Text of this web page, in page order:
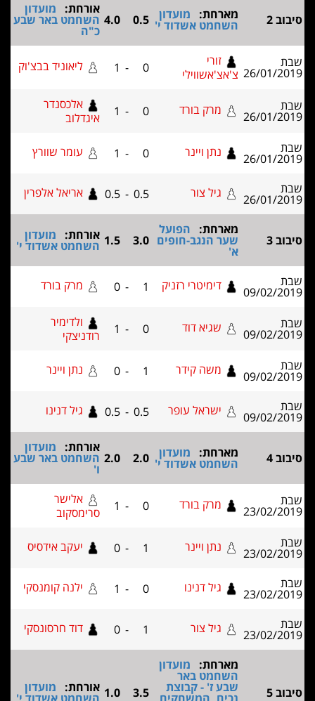
מועדון
אשדוד י' 0.5
4.0
אורחת:
השחמט באר שבע
כ"ה
זורי
0 ליאוניד בבצ'וק
מרק בורד 0
-
1
אלכסנדר
איגדלוב
נתן ויינר 0
-
1 עומר שוורץ
גיל צור 0.5
-
0.5 אריאל אלפרין
הנגב-חופים 3.0
1.5 אורחת:מועדון
השחמט אשדוד י'
דימיטרי רזניק 1
-
0 מרק בורד
שגיא דוד 0
-
1
ולדימיר
רודניצקי
משה קידר 1
-
0 נתן ויינר
ישראל עופר 0.5
-
0.5 גיל דנינו
מועדון
אשדוד י' 2.0
2.0
אורחת:
השחמט באר שבע
ו'
מרק בורד 0
-
1
אלישר
סרימסקוב
נתן ויינר 1
-
0 יעקב אידסיס
גיל דנינו 0
-
1 ילנה קומנסקי
גיל צור 1
-
0 דוד חרסונסקי
ז' - קבוצת 3.5
1.0 אורחת:מועדון